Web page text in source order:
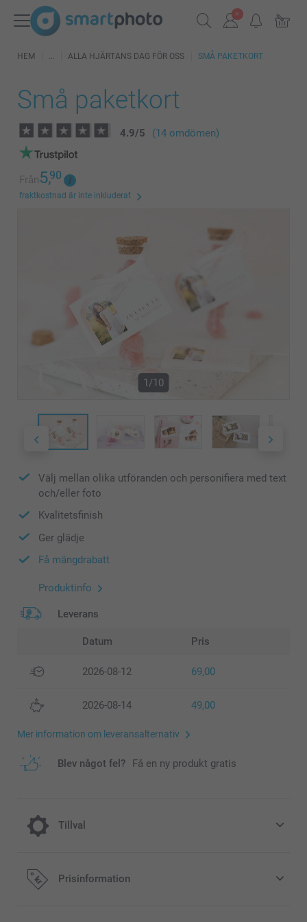
HEM ALLA HJÄRTANS DAG FÖR OSS SMÅ PAKETKORT
Små paketkort
4.9/5 (14 omdömen)
Från5,90
fraktkostnad är inte inkluderat
1/10
Välj mellan olika utföranden och personifiera med text
och/eller foto
Kvalitetsfinish
Ger glädje
Få mängdrabatt
Produktinfo
Leverans
Datum Pris
2026-08-12 69,00
2026-08-14 49,00
Mer information om leveransalternativ
Blev något fel? Få en ny produkt gratis
Tillval
Ge dina Små paketkort en extra festlig look
eller en modern och stilfull look med
Prisinformation